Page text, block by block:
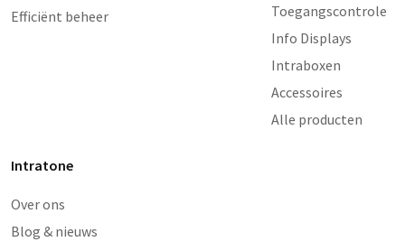
Efficiënt beheer
Toegangscontrole
Info Displays
Intraboxen
Accessoires
Alle producten
Intratone
Over ons
Blog & nieuws